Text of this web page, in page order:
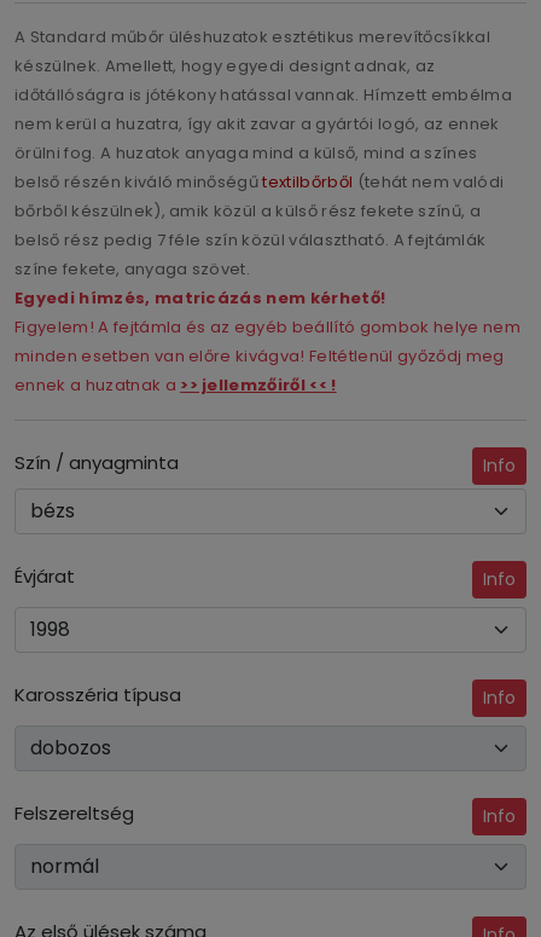
A Standard műbőr üléshuzatok esztétikus merevítőcsíkkal
készülnek. Amellett, hogy egyedi designt adnak, az
időtállóságra is jótékony hatással vannak. Hímzett embélma
nem kerül a huzatra, így akit zavar a gyártói logó, az ennek
örülni fog. A huzatok anyaga mind a külső, mind a színes
belső részén kiváló minőségűtextilbőrből (tehát nem valódi
bőrből készülnek), amik közül a külső rész fekete színű, a
belső rész pedig 7 féle szín közül választható. A fejtámlák
színe fekete, anyaga szövet.
Egyedi hímzés, matricázás nem kérhető!
Figyelem! A fejtámla és az egyéb beállító gombok helye nem
minden esetben van előre kivágva! Feltétlenül győződj meg
ennek a huzatnak a >> jellemzőiről << !
Szín / anyagminta Info
Évjárat Info
Karosszéria típusa Info
Felszereltség Info
Az első ülések száma